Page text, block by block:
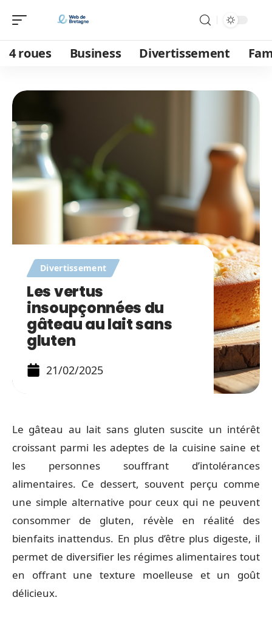
4 roues Business Divertissement
Divertissement
Les vertus
insoupçonnées du
gâteau au lait sans
gluten
21/02/2025
Le gâteau au lait sans gluten suscite un intérêt
croissant parmi les adeptes de la cuisine saine et
les personnes souffrant d’intolérances
alimentaires. Ce dessert, souvent perçu comme
une simple alternative pour ceux qui ne peuvent
consommer de gluten, révèle en réalité des
bienfaits inattendus. En plus d’être plus digeste, il
permet de diversifier les régimes alimentaires tout
en offrant une texture moelleuse et un goût
délicieux.